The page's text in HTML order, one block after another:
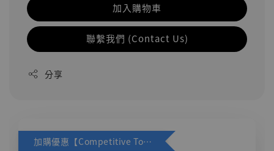
加入購物車
聯繫我們 (Contact Us)
分享
加購優惠【Competitive Toys 梅西 [CM001]】